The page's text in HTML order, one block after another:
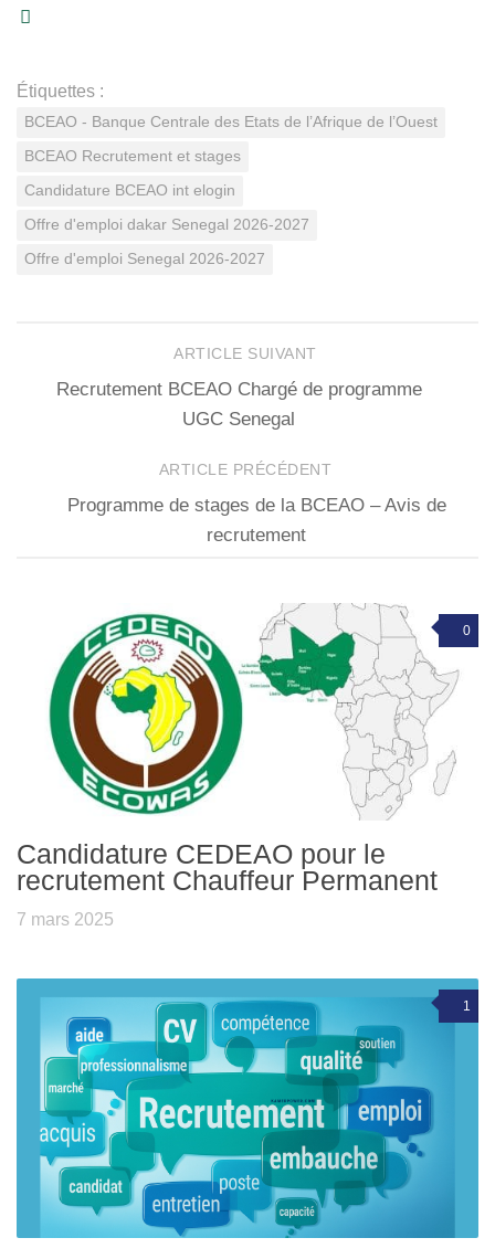
Étiquettes :
BCEAO - Banque Centrale des Etats de l’Afrique de l’Ouest
BCEAO Recrutement et stages
Candidature BCEAO int elogin
Offre d'emploi dakar Senegal 2026-2027
Offre d'emploi Senegal 2026-2027
ARTICLE SUIVANT
Recrutement BCEAO Chargé de programme
UGC Senegal
ARTICLE PRÉCÉDENT
Programme de stages de la BCEAO – Avis de
recrutement
0
Candidature CEDEAO pour le
recrutement Chauffeur Permanent
7 mars 2025
1